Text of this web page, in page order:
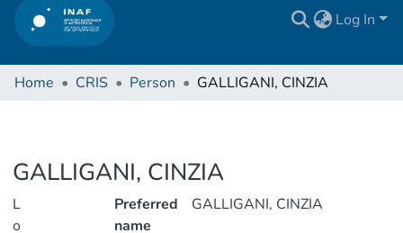
Log In
Home CRIS Person GALLIGANI, CINZIA
GALLIGANI, CINZIA
L
o
Preferred
name
GALLIGANI, CINZIA